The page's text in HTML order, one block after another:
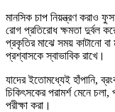
মানসিক চাপ নিয়ন্ত্রণ করাও
রোগ প্রতিরোধ ক্ষমতা দুর্বল
প্রকৃতির মাঝে সময় কাটানো
প্রশ্বাসকে স্বাভাবিক রাখে।
যাদের ইতোমধ্যেই হাঁপানি,
চিকিৎসকের পরামর্শ মেনে
পরীক্ষা করা।